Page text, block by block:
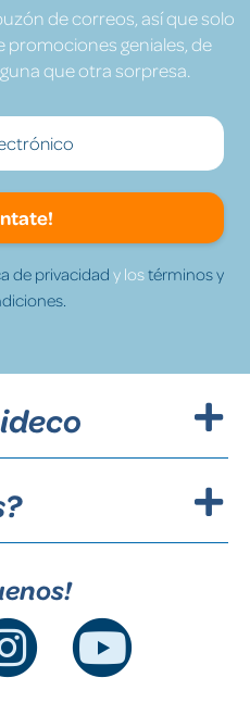
de correos, así que solo
promociones geniales, de
que otra sorpresa.
de privacidad y lostérminos y